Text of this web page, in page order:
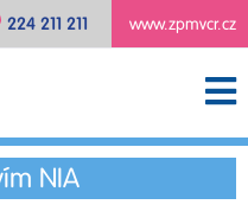
www.zpmvcr.cz
224 211 211
NIA